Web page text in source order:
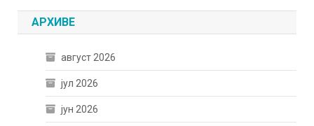
АРХИВЕ
август 2026
јул 2026
јун 2026